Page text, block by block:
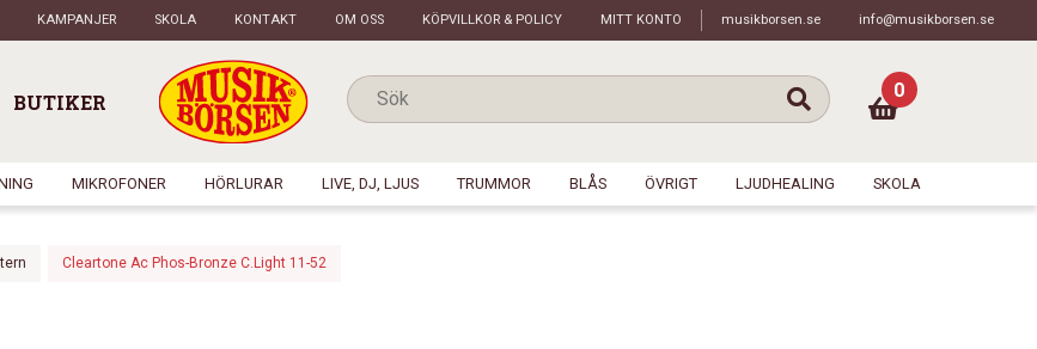
KAMPANJER SKOLA KONTAKT OM OSS KÖPVILLKOR & POLICY MITT KONTO musikborsen.se info@musikborsen.se
BUTIKER 0
MIKROFONER HÖRLURAR LIVE, DJ, LJUS TRUMMOR BLÅS ÖVRIGT LJUDHEALING SKOLA
Cleartone Ac Phos-Bronze C.Light 11-52